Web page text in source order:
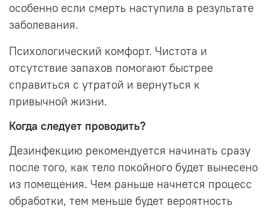
особенно если смерть наступила в результате
заболевания.
Психологический комфорт. Чистота и
отсутствие запахов помогают быстрее
справиться с утратой и вернуться к
привычной жизни.
Когда следует проводить?
Дезинфекцию рекомендуется начинать сразу
после того, как тело покойного будет вынесено
из помещения. Чем раньше начнется процесс
обработки, тем меньше будет вероятность